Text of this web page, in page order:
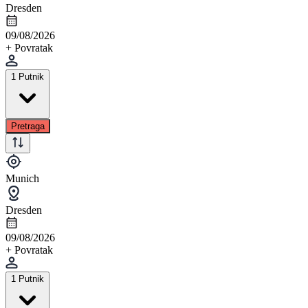
Dresden
09/08/2026
+ Povratak
1 Putnik
Pretraga
Munich
Dresden
09/08/2026
+ Povratak
1 Putnik